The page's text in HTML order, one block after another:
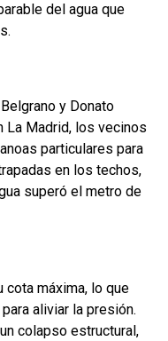
del agua que
y Donato
La Madrid, los vecinos
particulares para
en los techos,
superó el metro de
cota máxima, lo que
aliviar la presión.
colapso estructural,